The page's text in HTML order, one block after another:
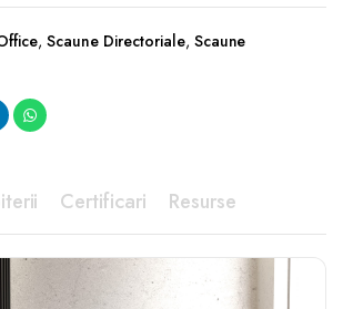
,Scaune Directoriale, Scaune
Certificari Resurse